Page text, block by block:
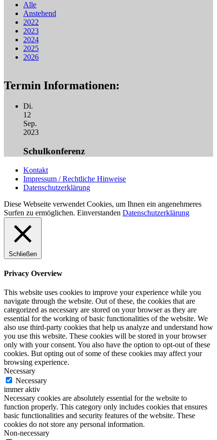
Alle
Anstehend
2022
2023
2024
2025
2026
Termin Informationen:
Di.
12
Sep.
2023
Schulkonferenz
Kontakt
Impressum / Rechtliche Hinweise
Datenschutzerklärung
Diese Webseite verwendet Cookies, um Ihnen ein angenehmeres
Surfen zu ermöglichen. Einverstanden Datenschutzerklärung
Schließen
Privacy Overview
This website uses cookies to improve your experience while you
navigate through the website. Out of these, the cookies that are
categorized as necessary are stored on your browser as they are
essential for the working of basic functionalities of the website. We
also use third-party cookies that help us analyze and understand how
you use this website. These cookies will be stored in your browser
only with your consent. You also have the option to opt-out of these
cookies. But opting out of some of these cookies may affect your
browsing experience.
Necessary
Necessary
immer aktiv
Necessary cookies are absolutely essential for the website to
function properly. This category only includes cookies that ensures
basic functionalities and security features of the website. These
cookies do not store any personal information.
Non-necessary